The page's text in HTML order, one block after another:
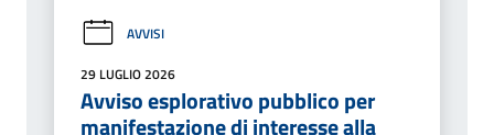
AVVISI
29 LUGLIO 2026
Avviso esplorativo pubblico per
manifestazione di interesse alla